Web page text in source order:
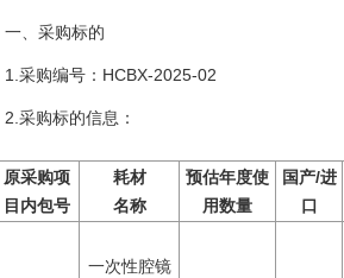
采购标的
购编号：HCBX-2025-02
购标的信息：
原采购项
目内包号
耗材
名称
预估年度使
用数量
国产/进
口
一次性腔镜